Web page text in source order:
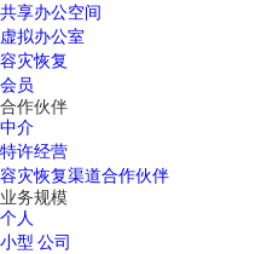
共享办公空间
虚拟办公室
容灾恢复
会员
合作伙伴
中介
特许经营
容灾恢复渠道合作伙伴
业务规模
个人
小型 公司